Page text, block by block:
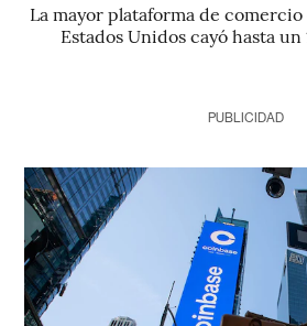
La mayor plataforma de
Estados Unidos cayó hasta un
PUBLICIDAD